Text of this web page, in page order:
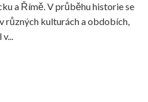
a Římě. V průběhu historie se
různých kulturách a obdobích,